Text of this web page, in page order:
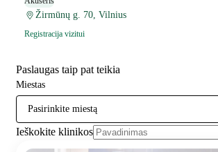
Žirmūnų g. 70, Vilnius
Registracija vizitui
Paslaugas taip pat teikia
Miestas
Pasirinkite miestą
Ieškokite klinikos